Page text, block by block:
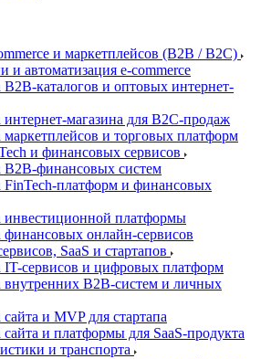
и маркетплейсов (B2B / B2C)
и автоматизация e-commerce
B2B-каталогов и оптовых интернет-
интернет-магазина для B2C-продаж
маркетплейсов и торговых платформ
и финансовых сервисов
B2B-финансовых систем
FinTech-платформ и финансовых
инвестиционной платформы
финансовых онлайн-сервисов
SaaS и стартапов
IT-сервисов и цифровых платформ
внутренних B2B-систем и личных
сайта и MVP для стартапа
сайта и платформы для SaaS-продукта
и транспорта